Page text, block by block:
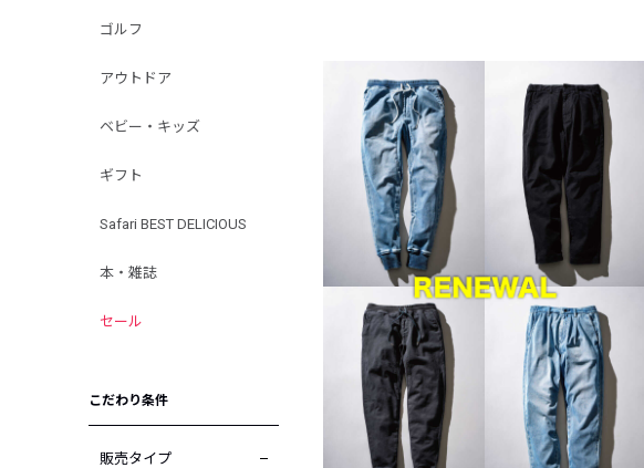
ゴルフ
アウトドア
ベビー・キッズ
ギフト
Safari BEST DELICIOUS
本・雑誌
セール
こだわり条件
販売タイプ